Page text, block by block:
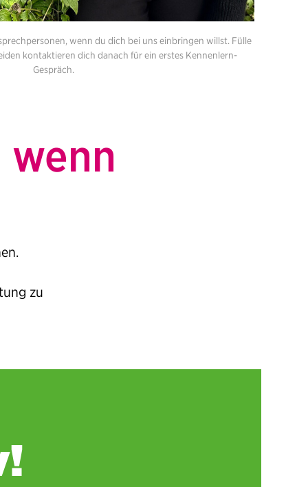
wenn du dich bei uns einbringen willst. Fülle
kontaktieren dich danach für ein erstes Kennenlern-
Gespräch.
zu